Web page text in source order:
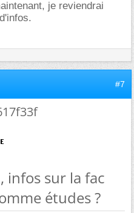
je reviendrai
#7
infos sur la fac
études ?